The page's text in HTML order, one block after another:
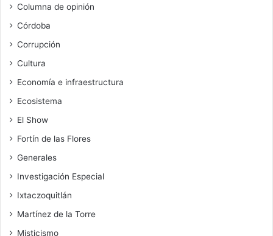
Columna de opinión
Córdoba
Corrupción
Cultura
Economía e infraestructura
Ecosistema
El Show
Fortín de las Flores
Generales
Investigación Especial
Ixtaczoquitlán
Martínez de la Torre
Misticismo